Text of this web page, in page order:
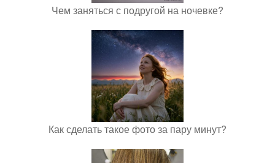
Чем заняться с подругой на ночевке?
Как сделать такое фото за пару минут?